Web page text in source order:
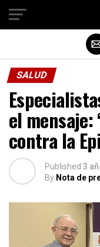
SALUD
el mensaje:
contra la
Published 3
By Nota de